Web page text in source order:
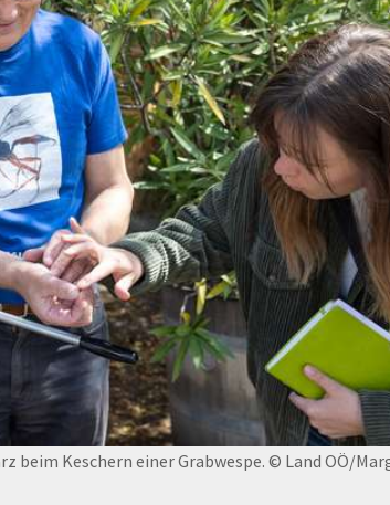
beim Keschern einer Grabwespe. © Land OÖ/